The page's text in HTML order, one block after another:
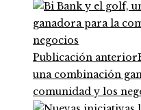
Publicación anterior
una combinación
comunidad y los